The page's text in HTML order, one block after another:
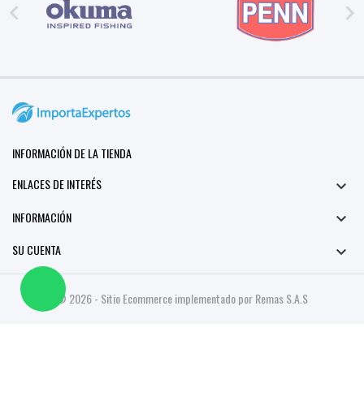
 
INFORMACIÓN DE LA TIENDA
ENLACES DE INTERÉS

INFORMACIÓN 
SU CUENTA 
© 2026 - Sitio Ecommerce implementado por Remas S.A.S